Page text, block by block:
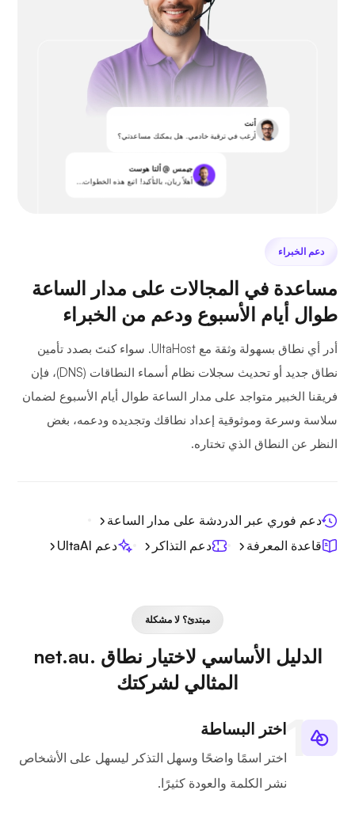
أنت
أرغب في ترقية خادمي. هل يمكنك مساعدتي؟
جيمس @ ألتا هوست
أهلاً ريان، بالتأكيد! اتبع هذه الخطوات...
دعم الخبراء
مساعدة في المجالات على مدار الساعة
طوال أيام الأسبوع ودعم من الخبراء
أدر أي نطاق بسهولة وثقة مع UltaHost. سواء كنتَ بصدد تأمين
نطاق جديد أو تحديث سجلات نظام أسماء النطاقات (DNS)، فإن
فريقنا الخبير متواجد على مدار الساعة طوال أيام الأسبوع لضمان
سلاسة وسرعة وموثوقية إعداد نطاقك وتجديده ودعمه، بغض
النظر عن النطاق الذي تختاره.
دعم فوري عبر الدردشة على مدار الساعة
قاعدة المعرفة
دعم التذاكر دعم UltaAI
مبتدئ؟ لا مشكلة
الدليل الأساسي لاختيار نطاق .net.au
المثالي لشركتك
اختر البساطة
اختر اسمًا واضحًا وسهل التذكر ليسهل على الأشخاص
نشر الكلمة والعودة كثيرًا.